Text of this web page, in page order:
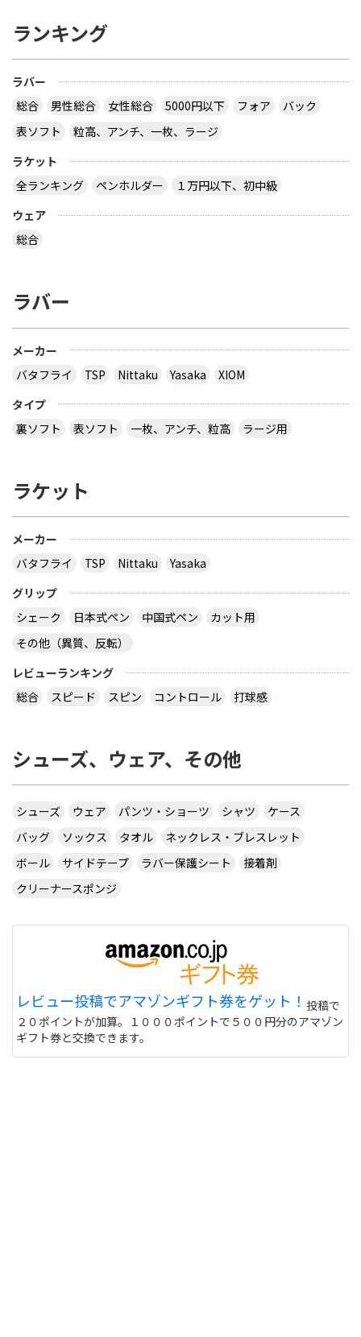
ランキング
ラバー
総合
男性総合 女性総合 5000円以下 フォア
バック
表ソフト
粒高、アンチ、一枚、ラージ
ラケット
全ランキング
ペンホルダー
１万円以下、初中級
ウェア
総合
ラバー
メーカー
バタフライ
TSP Nittaku Yasaka
XIOM
タイプ
裏ソフト
表ソフト 一枚、アンチ、粒高 ラージ用
ラケット
メーカー
バタフライ
TSP Nittaku
Yasaka
グリップ
シェーク
日本式ペン 中国式ペン
カット用
その他（異質、反転）
レビューランキング
総合
スピード スピン コントロール 打球感
シューズ、ウェア、その他
シューズ ウェア パンツ・ショーツ シャツ
ケース
バッグ
ソックス タオル
ネックレス・ブレスレット
ボール
サイドテープ ラバー保護シート
接着剤
クリーナースポンジ
レビュー投稿でアマゾンギフト券をゲット！ 投稿で
２０ポイントが加算。１０００ポイントで５００円分のアマゾン
ギフト券と交換できます。